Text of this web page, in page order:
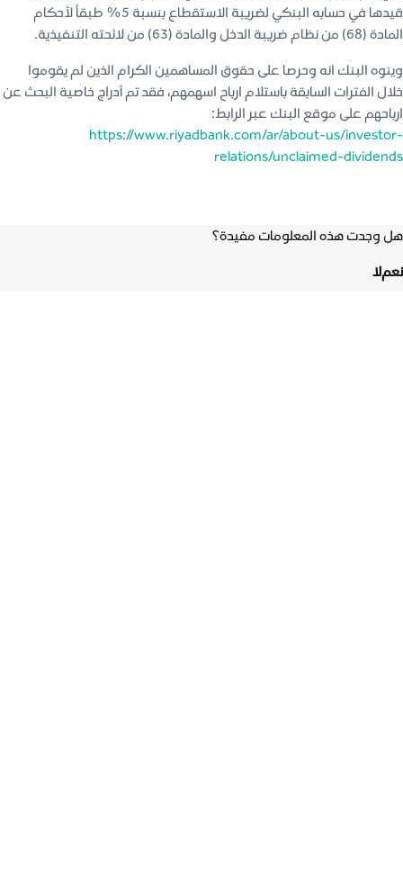
قيدها في حسابه البنكي لضريبة الاستقطاع بنسبة 5% طبقاً لأحكام
المادة (68) من نظام ضريبة الدخل والمادة (63) من لائحته التنفيذية.
وينوه البنك انه وحرصا على حقوق المساهمين الكرام الذين لم يقوموا
خلال الفترات السابقة باستلام ارباح اسهمهم، فقد تم أدراج خاصية البحث عن
ارباحهم على موقع البنك عبر الرابط:
https://www.riyadbank.com/ar/about-us/investor-
relations/unclaimed-dividends
هل وجدت هذه المعلومات مفيدة؟
نعملا